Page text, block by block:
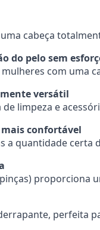
cabeça
do pelo sem
com uma
versátil
limpeza e
mais confortável
a quantidade
proporciona
perfeita